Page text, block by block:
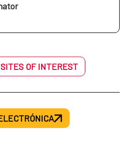
OF INTEREST